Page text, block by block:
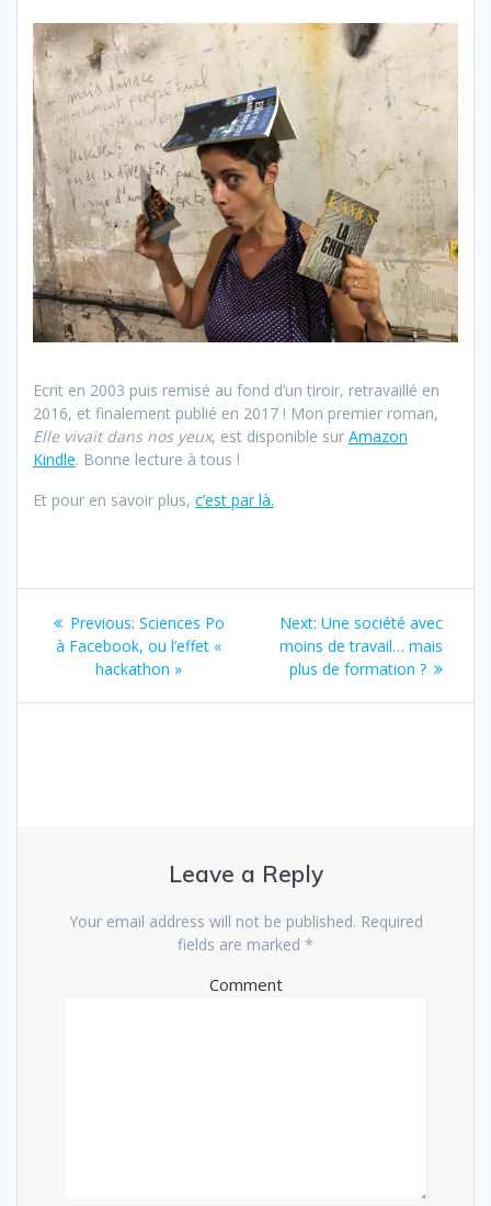
Ecrit en 2003 puis remisé au fond d’un tiroir, retravaillé en
2016, et finalement publié en 2017 ! Mon premier roman,
Elle vivait dans nos yeux, est disponible sur Amazon
Kindle. Bonne lecture à tous !
Et pour en savoir plus, c’est par là.
Post
navigation
Previous: Previous
post:
Sciences Po
à Facebook, ou l’effet «
hackathon »
Next: Next
post:
Une société avec
moins de travail… mais
plus de formation ?
Leave a Reply
Your email address will not be published. Required
fields are marked *
Comment